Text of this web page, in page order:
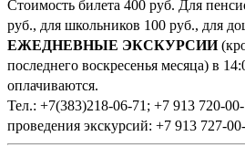
Стоимость билета 400 руб. Для
руб., для школьников 100 руб., для
ЕЖЕДНЕВНЫЕ ЭКСКУРСИИ
последнего воскресенья месяца) в
оплачиваются.
Тел.: +7(383)218-06-71; +7 913 720-
проведения экскурсий: +7 913 727-